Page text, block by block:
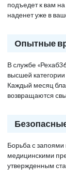
подъедет к вам
наденет уже в
Опытные
В службе
высшей
Каждый месяц
возвращаются
Борьба с
медицинскими
утвержденным